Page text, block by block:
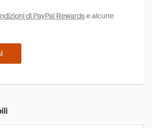
di PayPal Rewardse alcune